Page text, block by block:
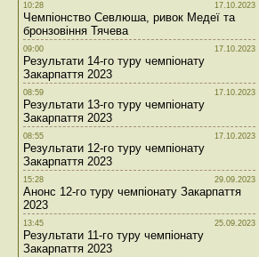
10:28 17.10.2023
Чемпіонство Севлюша, ривок Медеї та
бронзовіння Тячева
09:00 17.10.2023
Результати 14-го туру чемпіонату
Закарпаття 2023
08:59 17.10.2023
Результати 13-го туру чемпіонату
Закарпаття 2023
08:55 17.10.2023
Результати 12-го туру чемпіонату
Закарпаття 2023
15:28 29.09.2023
Анонс 12-го туру чемпіонату Закарпаття
2023
13:45 25.09.2023
Результати 11-го туру чемпіонату
Закарпаття 2023